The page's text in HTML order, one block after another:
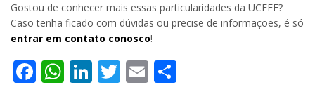
Gostou de conhecer mais essas particularidades da UCEFF?
Caso tenha ficado com dúvidas ou precise de informações, é só
entrar em contato conosco!
Facebook
WhatsApp
LinkedIn
Twitter
Email